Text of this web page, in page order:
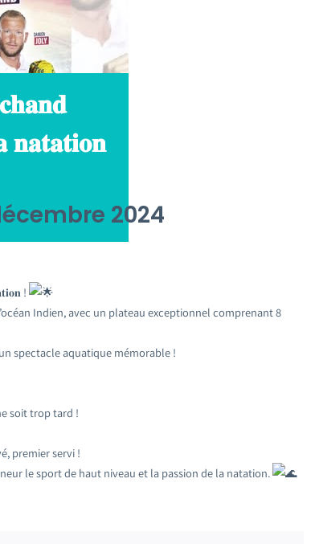
𝐧𝐚𝐭𝐚𝐭𝐢𝐨𝐧
2024
!
Indien, avec un plateau exceptionnel comprenant 8
spectacle aquatique mémorable !
soit trop tard !
premier servi !
le sport de haut niveau et la passion de la natation.